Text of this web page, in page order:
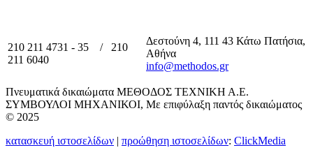
210 211 4731 - 35 / 210
211 6040
Δεστούνη 4, 111 43 Κάτω Πατήσια,
Αθήνα
info@methodos.gr
Πνευματικά δικαιώματα ΜΕΘΟΔΟΣ ΤΕΧΝΙΚΗ Α.Ε.
ΣΥΜΒΟΥΛΟΙ ΜΗΧΑΝΙΚΟΙ, Με επιφύλαξη παντός δικαιώματος
© 2025
κατασκευή ιστοσελίδων | προώθηση ιστοσελίδων: ClickMedia